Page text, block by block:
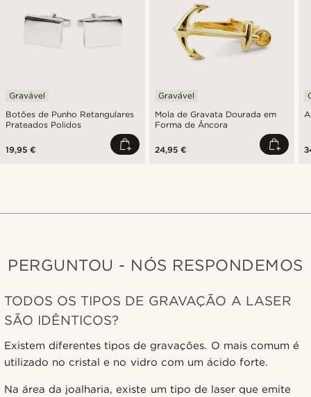
Botões de Punho Retangulares
Prateados Polidos
Gravável
19,95 €
Mola de Gravata Dourada em
Forma de Âncora
Gravável
24,95 €
PERGUNTOU - NÓS RESPONDEMOS
TODOS OS TIPOS DE GRAVAÇÃO A LASER
SÃO IDÊNTICOS?
Existem diferentes tipos de gravações. O mais comum é
utilizado no cristal e no vidro com um ácido forte.
Na área da joalharia, existe um tipo de laser que emite